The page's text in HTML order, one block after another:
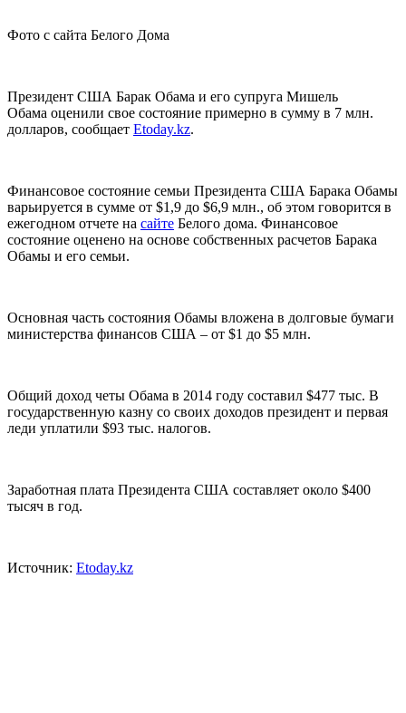
Фото с сайта Белого Дома
Президент США Барак Обама и его супруга Мишель
Обама оценили свое состояние примерно в сумму в 7 млн.
долларов, сообщает Etoday.kz.
Финансовое состояние семьи Президента США Барака Обамы
варьируется в сумме от $1,9 до $6,9 млн., об этом говорится в
ежегодном отчете на сайте Белого дома. Финансовое
состояние оценено на основе собственных расчетов Барака
Обамы и его семьи.
Основная часть состояния Обамы вложена в долговые бумаги
министерства финансов США – от $1 до $5 млн.
Общий доход четы Обама в 2014 году составил $477 тыс. В
государственную казну со своих доходов президент и первая
леди уплатили $93 тыс. налогов.
Заработная плата Президента США составляет около $400
тысяч в год.
Источник: Etoday.kz